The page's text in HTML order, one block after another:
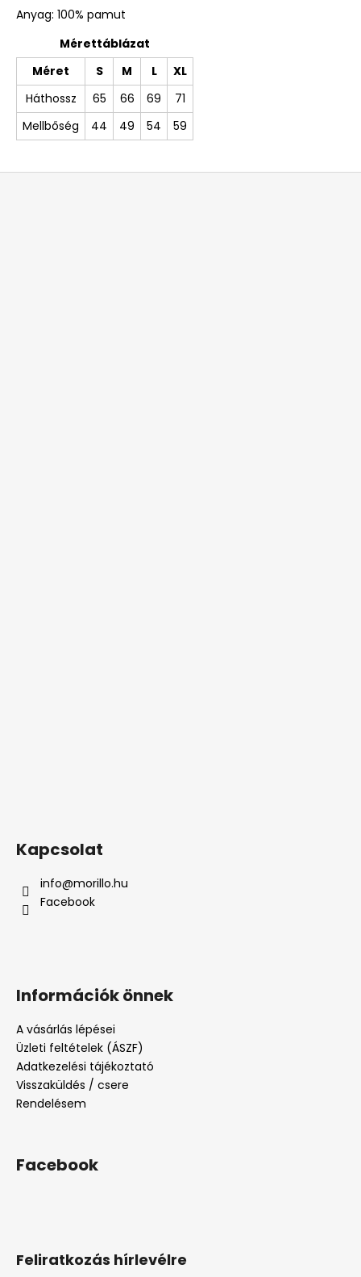
Anyag: 100% pamut
Mérettáblázat
Méret
S M L
XL
Háthossz
65 66 69
71
Mellbőség
44 49 54 59
L
Feliratkozás hírlevélre
Kapcsolat
info@morillo.hu
Facebook
Információk önnek
A vásárlás lépései
Üzleti feltételek (ÁSZF)
Adatkezelési tájékoztató
Visszaküldés / csere
Rendelésem
Facebook